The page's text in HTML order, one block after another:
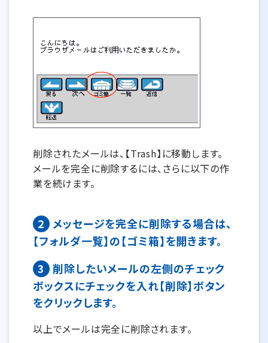
削除されたメールは、【Trash】に移動します。
メールを完全に削除するには、さらに以下の作
業を続けます。
2
メッセージを完全に削除する場合は、
【フォルダ一覧】の【ゴミ箱】を開きます。
3
削除したいメールの左側のチェック
ボックスにチェックを入れ【削除】ボタン
をクリックします。
以上でメールは完全に削除されます。